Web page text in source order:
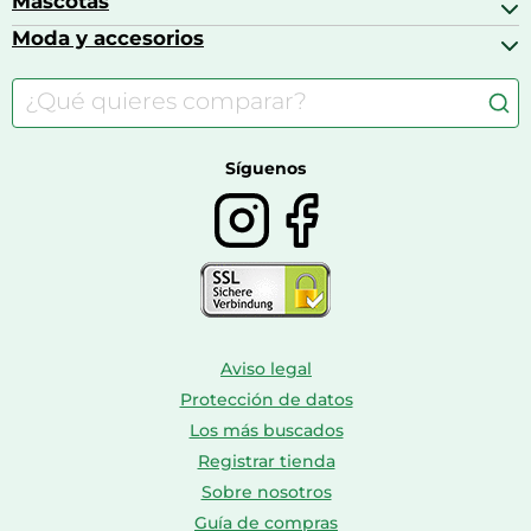
Calzado infantil
Carritos de bebé
Barbies
Consolas
Accesorios para caballos
Comida para perros
Farmacia veterinaria
Moda y accesorios
Accesorios de moda
Bolsos y maletas
Síguenos
Aviso legal
Protección de datos
Los más buscados
Registrar tienda
Sobre nosotros
Guía de compras